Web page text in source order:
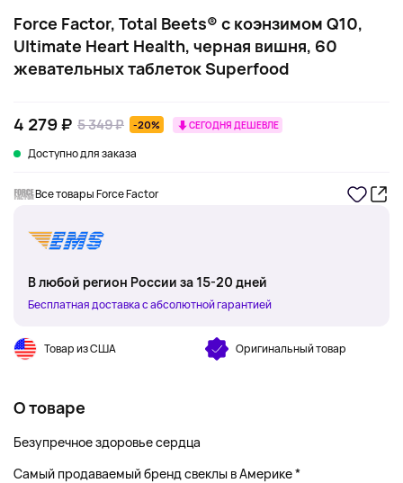
Force Factor, Total Beets® с коэнзимом Q10,
Ultimate Heart Health, черная вишня, 60
жевательных таблеток Superfood
4 279 ₽ 5 349 ₽ -20% СЕГОДНЯ ДЕШЕВЛЕ
Доступно для заказа
Все товары Force Factor
В любой регион России за 15-20 дней
Бесплатная доставка с абсолютной гарантией
Товар из США Оригинальный товар
О товаре
Безупречное здоровье сердца
Самый продаваемый бренд свеклы в Америке *